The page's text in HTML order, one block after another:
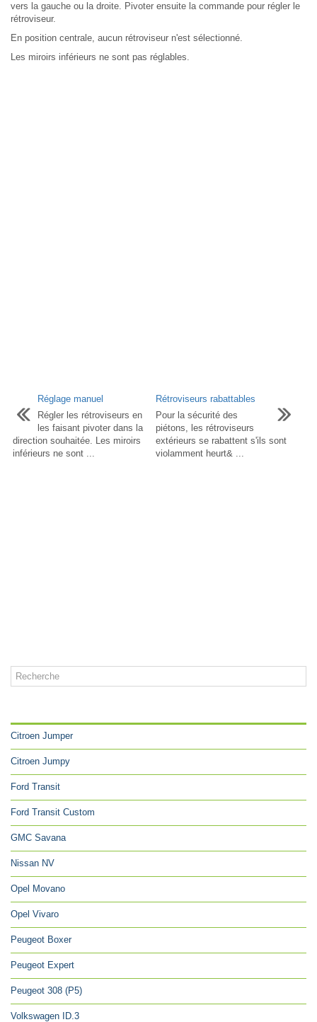
vers la gauche ou la droite. Pivoter ensuite la commande pour régler le
rétroviseur.
En position centrale, aucun rétroviseur n'est sélectionné.
Les miroirs inférieurs ne sont pas réglables.
Réglage manuel
Régler les rétroviseurs en
les faisant pivoter dans la
direction souhaitée. Les miroirs
inférieurs ne sont ...
Rétroviseurs rabattables
Pour la sécurité des
piétons, les rétroviseurs
extérieurs se rabattent s'ils sont
violamment heurt& ...
Citroen Jumper
Citroen Jumpy
Ford Transit
Ford Transit Custom
GMC Savana
Nissan NV
Opel Movano
Opel Vivaro
Peugeot Boxer
Peugeot Expert
Peugeot 308 (P5)
Volkswagen ID.3